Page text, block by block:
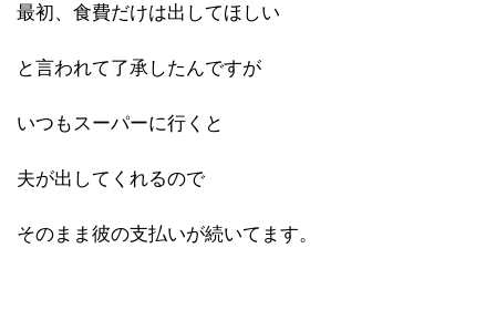
最初、食費だけは出してほしい
と言われて了承したんですが
いつもスーパーに行くと
夫が出してくれるので
そのまま彼の支払いが続いてます。